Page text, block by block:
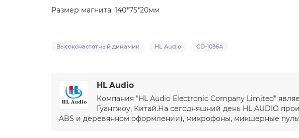
Размер магнита: 140*75*20мм
Высокочастотный динамик HL Audio CD-1036A
HL Audio
Компания "HL Audio Electronic Company Limited"
Гуангжоу, Китай.На сегодняшний день HL AUDIO
ABS и деревянном оформлении), микрофоны, микшерные